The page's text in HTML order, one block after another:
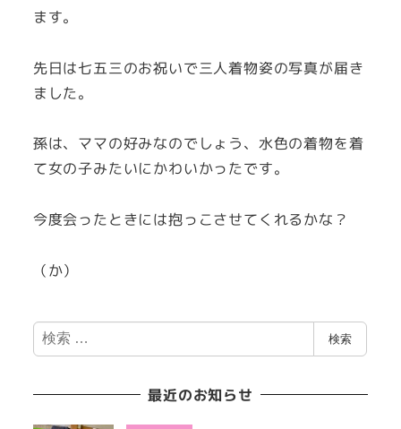
ます。
先日は七五三のお祝いで三人着物姿の写真が届き
ました。
孫は、ママの好みなのでしょう、水色の着物を着
て女の子みたいにかわいかったです。
今度会ったときには抱っこさせてくれるかな？
（か）
検
索
検索
最近のお知らせ